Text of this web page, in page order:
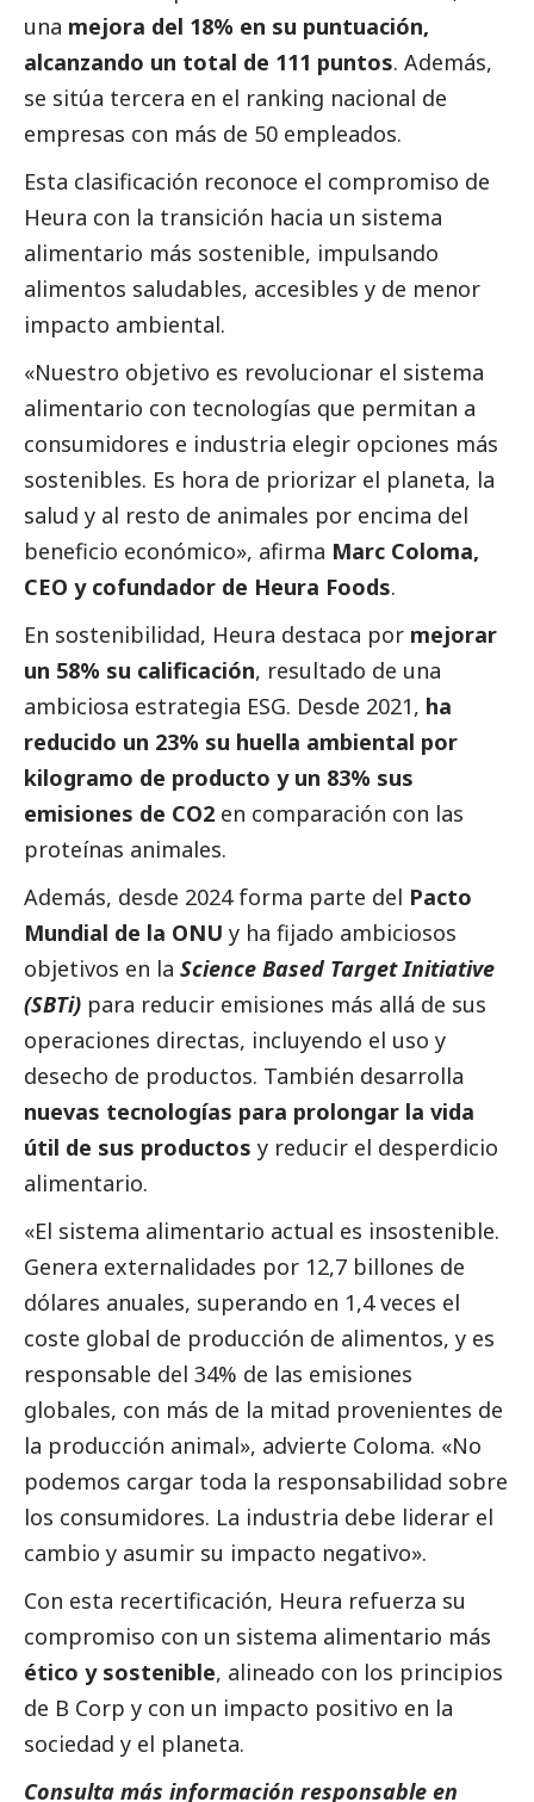
una mejora del 18% en su puntuación,
alcanzando un total de 111 puntos. Además,
se sitúa tercera en el ranking nacional de
empresas con más de 50 empleados.
Esta clasificación reconoce el compromiso de
Heura con la transición hacia un sistema
alimentario más sostenible, impulsando
alimentos saludables, accesibles y de menor
impacto ambiental.
«Nuestro objetivo es revolucionar el sistema
alimentario con tecnologías que permitan a
consumidores e industria elegir opciones más
sostenibles. Es hora de priorizar el planeta, la
salud y al resto de animales por encima del
beneficio económico», afirma Marc Coloma,
CEO y cofundador de Heura Foods.
En sostenibilidad, Heura destaca por mejorar
un 58% su calificación, resultado de una
ambiciosa estrategia ESG. Desde 2021, ha
reducido un 23% su huella ambiental por
kilogramo de producto y un 83% sus
emisiones de CO2 en comparación con las
proteínas animales.
Además, desde 2024 forma parte del Pacto
Mundial de la ONU y ha fijado ambiciosos
objetivos en la Science Based Target Initiative
(SBTi) para reducir emisiones más allá de sus
operaciones directas, incluyendo el uso y
desecho de productos. También desarrolla
nuevas tecnologías para prolongar la vida
útil de sus productos y reducir el desperdicio
alimentario.
«El sistema alimentario actual es insostenible.
Genera externalidades por 12,7 billones de
dólares anuales, superando en 1,4 veces el
coste global de producción de alimentos, y es
responsable del 34% de las emisiones
globales, con más de la mitad provenientes de
la producción animal», advierte Coloma. «No
podemos cargar toda la responsabilidad sobre
los consumidores. La industria debe liderar el
cambio y asumir su impacto negativo».
Con esta recertificación, Heura refuerza su
compromiso con un sistema alimentario más
ético y sostenible, alineado con los principios
de B Corp y con un impacto positivo en la
sociedad y el planeta.
Consulta más información responsable en